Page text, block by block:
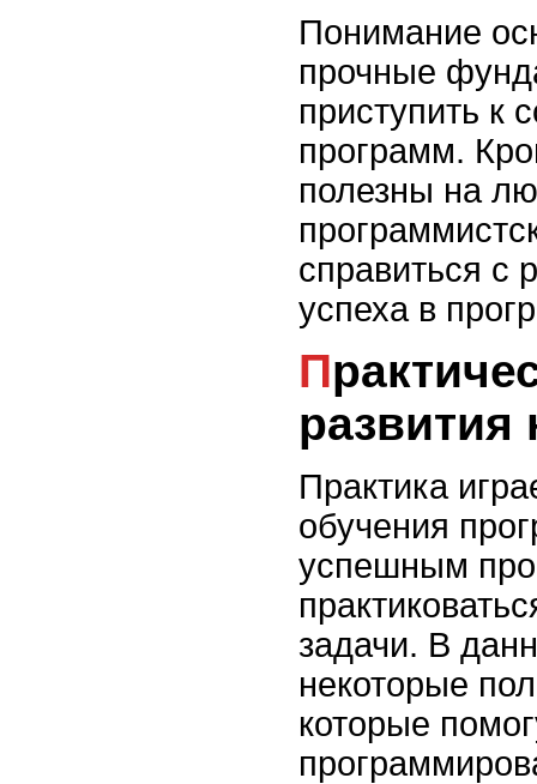
Понимание
прочные
приступить к
программ.
полезны на
справиться с
успеха в
Практические задания для
развития
Практика
обучения
успешным
задачи. В
некоторые
которые